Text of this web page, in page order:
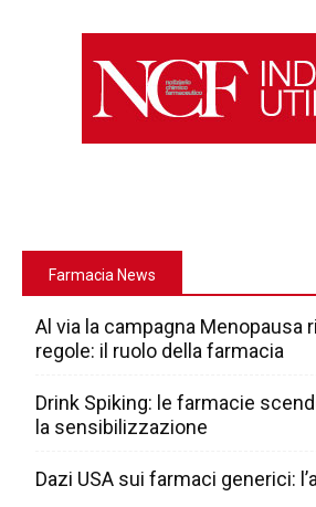
Farmacia News
Al via la campagna Menopausa
regole: il ruolo della farmacia
Drink Spiking: le farmacie
la sensibilizzazione
Dazi USA sui farmaci generici: